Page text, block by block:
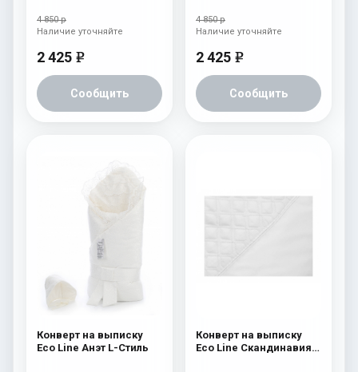
4 850 р
2 425 e
Сообщить
Наличие уточняйте
4 850 р
2 425 e
Сообщить
Наличие уточняйте
Конверт на выписку
Eco Line Анэт L-Стиль
Конверт на выписку
Eco Line Скандинавия